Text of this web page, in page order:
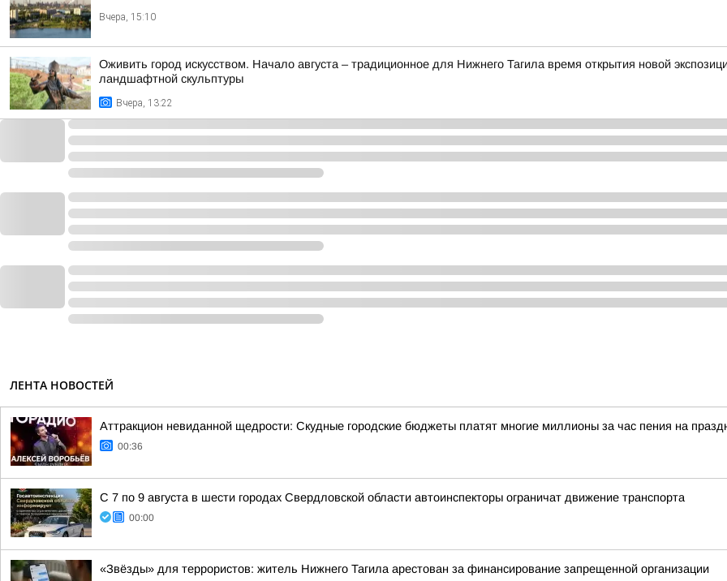
Вчера, 15:10
Оживить город искусством. Начало августа – традиционное для Нижнего Тагила время открытия новой
ландшафтной скульптуры
Вчера, 13:22
ЛЕНТА НОВОСТЕЙ
Аттракцион невиданной щедрости: Скудные городские бюджеты платят многие миллионы за час пения на
00:36
С 7 по 9 августа в шести городах Свердловской области автоинспекторы ограничат движение транспорта
00:00
«Звёзды» для террористов: житель Нижнего Тагила арестован за финансирование запрещенной организации